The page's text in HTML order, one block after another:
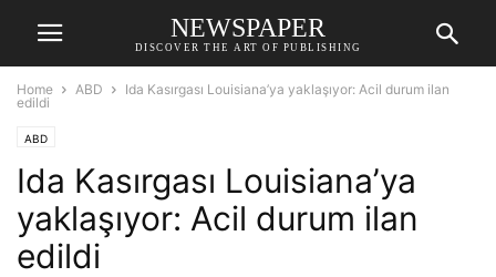
NEWSPAPER
DISCOVER THE ART OF PUBLISHING
Home ABD
Ida Kasırgası Louisiana’ya yaklaşıyor: Acil durum ilan
edildi
ABD
Ida Kasırgası Louisiana’ya
yaklaşıyor: Acil durum ilan
edildi